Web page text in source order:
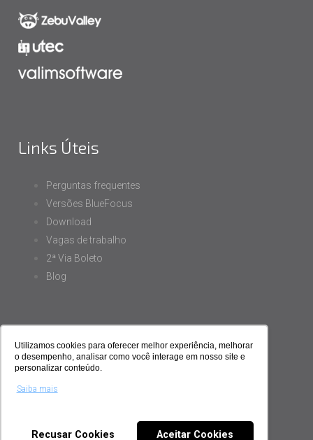
Utilizamos cookies para oferecer melhor experiência, melhorar
o desempenho, analisar como você interage em nosso site e
personalizar conteúdo.
Saiba mais
Recusar Cookies Aceitar Cookies
Links Úteis
Perguntas frequentes
Versões BlueFocus
Download
Vagas de trabalho
2ª Via Boleto
Blog
Siga-nos